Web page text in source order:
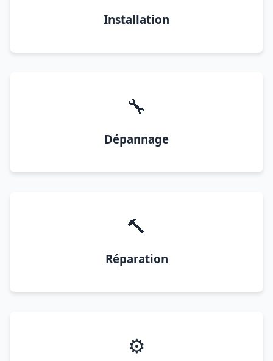
Installation
🔧
Dépannage
🔨
Réparation
⚙️